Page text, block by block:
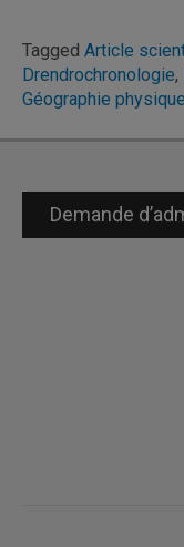
Tagged Article
Drendrochronologie,
Géographie physique
Demande